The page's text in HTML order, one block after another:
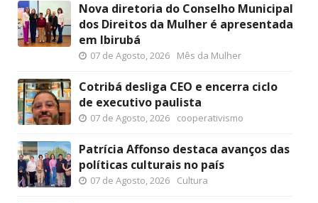
Nova diretoria do Conselho Municipal
dos Direitos da Mulher é apresentada
em Ibirubá
07 de Agosto, 2026 Mês da Mulher
Cotribá desliga CEO e encerra ciclo
de executivo paulista
07 de Agosto, 2026 cooperativismo
Patrícia Affonso destaca avanços das
políticas culturais no país
07 de Agosto, 2026 Cultura